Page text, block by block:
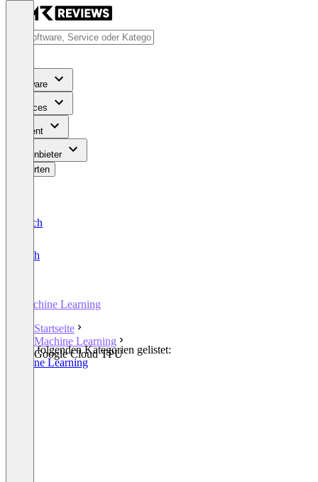
Software
Services
Content
Für Anbieter
Bewerten
Deutsch
English
Machine Learning
Startseite
Machine Learning
Google Cloud TPU
In den folgenden Kategorien gelistet:
Machine Learning